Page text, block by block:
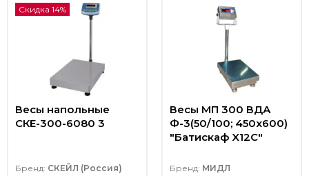
Скидка 14%
Весы напольные
СКЕ-300-6080 3
Бренд: СКЕЙЛ (Россия)
Весы МП 300 ВДА
Ф-3(50/100; 450х600)
"Батискаф X12С"
Бренд: МИДЛ